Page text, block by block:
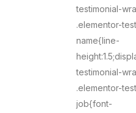
testimonial-
.elementor-
name{line-
testimonial-
.elementor-
job{font-